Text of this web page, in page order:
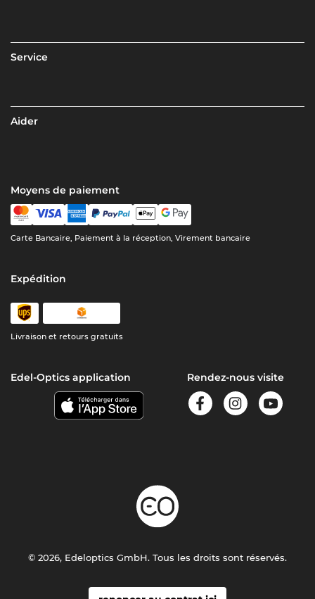
Service
Aider
Moyens de paiement
Carte Bancaire, Paiement à la réception, Virement bancaire
Expédition
Livraison et retours gratuits
Edel-Optics application Rendez-nous visite
© 2026, Edeloptics GmbH. Tous les droits sont réservés.